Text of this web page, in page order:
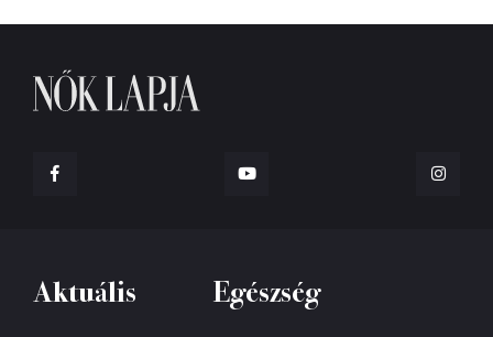
Aktuális Egészség